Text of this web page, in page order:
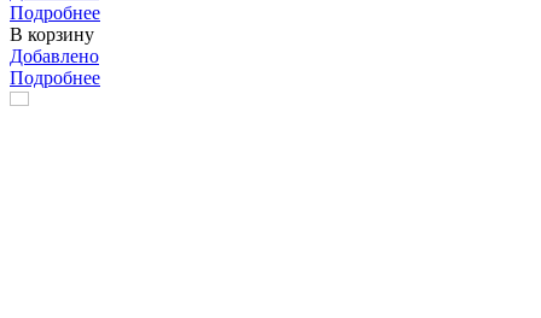
Подробнее
В корзину
Добавлено
Подробнее